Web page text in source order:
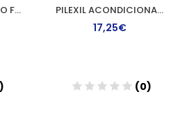
FARLINE CHAMPU USO FRECUENTE 1 ENVASE 500 ML PILEXIL ACONDICIONADOR ANTICAIDA 1 TUBO 200 ML
17,25€
(0)